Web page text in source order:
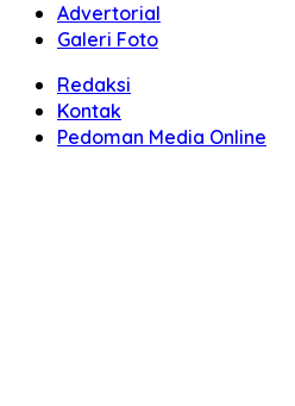
Advertorial
Galeri Foto
Redaksi
Kontak
Pedoman Media Online